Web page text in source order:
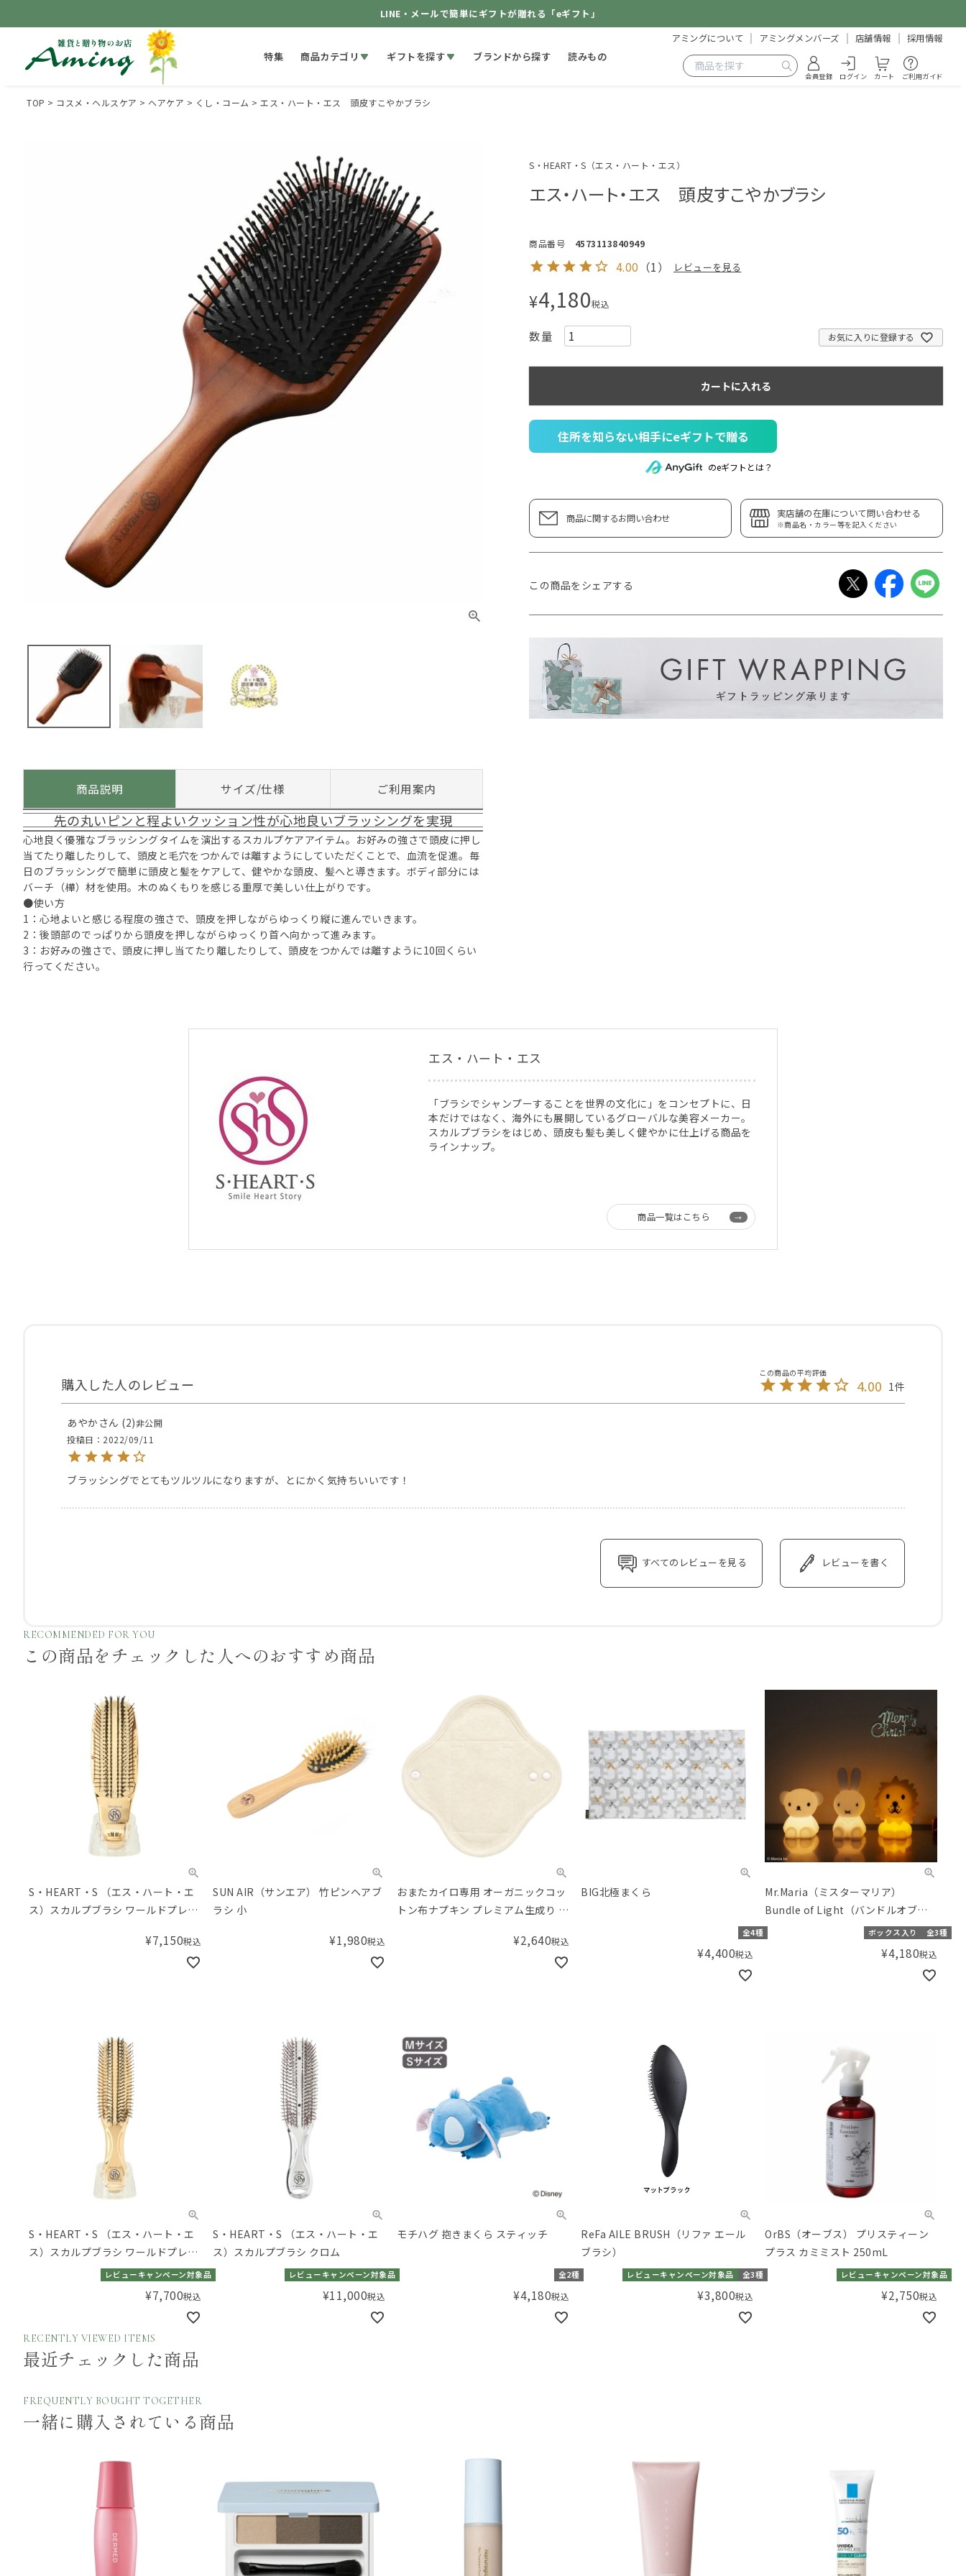
LINE・メールで簡単にギフトが贈れる「eギフト」
特集 商品カテゴリ ギフトを探す ブランドから探す 読みもの
アミングについて アミングメンバーズ 店舗情報 採用情報
会員登録 ログイン カート ご利用ガイド
TOP コスメ・ヘルスケア ヘアケア くし・コーム エス・ハート・エス 頭皮すこやかブラシ
商品説明 サイズ/仕様 ご利用案内
先の丸いピンと程よいクッション性が心地良いブラッシングを実現
心地良く優雅なブラッシングタイムを演出するスカルプケアアイテム。お好みの強さで頭皮に押し
当てたり離したりして、頭皮と毛穴をつかんでは離すようにしていただくことで、血流を促進。毎
日のブラッシングで簡単に頭皮と髪をケアして、健やかな頭皮、髪へと導きます。ボディ部分には
バーチ（樺）材を使用。木のぬくもりを感じる重厚で美しい仕上がりです。
●使い方
1：心地よいと感じる程度の強さで、頭皮を押しながらゆっくり縦に進んでいきます。
2：後頭部のでっぱりから頭皮を押しながらゆっくり首へ向かって進みます。
3：お好みの強さで、頭皮に押し当てたり離したりして、頭皮をつかんでは離すように10回くらい
行ってください。
S・HEART・S（エス・ハート・エス）
エス・ハート・エス 頭皮すこやかブラシ
商品番号 4573113840949
4.00 （1） レビューを見る
¥4,180税込
お気に入りに登録する
カートに入れる
住所を知らない相手にeギフトで贈る
のeギフトとは？
商品に関するお問い合わせ 実店舗の在庫について問い合わせる
※商品名・カラー等を記入ください
この商品をシェアする
エス・ハート・エス
「ブラシでシャンプーすることを世界の文化に」をコンセプトに、日
本だけではなく、海外にも展開しているグローバルな美容メーカー。
スカルプブラシをはじめ、頭皮も髪も美しく健やかに仕上げる商品を
ラインナップ。
商品一覧はこちら
4.00 1
あやか 2 非公開
投稿日
2022/09/11
すべてのレビューを見る レビューを書く
RECOMMENDED FOR YOU
この商品をチェックした 人へのおすすめ商品
S・HEART・S （エス・ハート・エ
ス）スカルプブラシ ワールドプレミ
¥7,150税込
SUN AIR（サンエア） 竹ピンヘアブ
ラシ 小
¥1,980税込
おまたカイロ専用 オーガニックコッ
トン布ナプキン プレミアム生成り カ
¥2,640税込
BIG北極まくら
全4種
¥4,400税込
Mr.Maria（ミスターマリア）
Bundle of Light（バンドルオブラ
イト）
ボックス入り 全3種
¥4,180税込
S・HEART・S （エス・ハート・エ
ス）スカルプブラシ ワールドプレミ
レビューキャンペーン対象品
¥7,700税込
S・HEART・S （エス・ハート・エ
ス）スカルプブラシ クロム
レビューキャンペーン対象品
¥11,000税込
モチハグ 抱きまくら スティッチ
全2種
¥4,180税込
ReFa AILE BRUSH（リファ エール
ブラシ）
レビューキャンペーン対象品 全3種
¥3,800税込
OrBS（オーブス） プリスティーン
プラス カミミスト 250mL
レビューキャンペーン対象品
¥2,750税込
RECENTLY VIEWED ITEMS
最近チェックした商品
FREQUENTLY BOUGHT TOGETHER
一緒に購入されている商品